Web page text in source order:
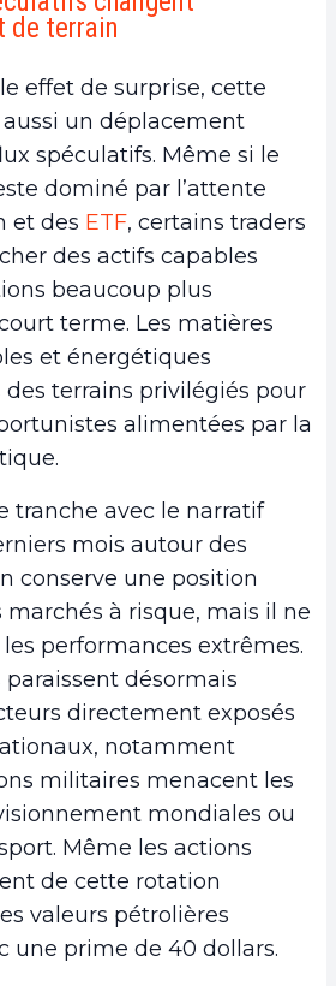
de terrain
effet de surprise, cette
un déplacement
spéculatifs. Même si le
dominé par l’attente
et des ETF, certains traders
des actifs capables
beaucoup plus
terme. Les matières
et énergétiques
terrains privilégiés pour
alimentées par la
tranche avec le narratif
mois autour des
conserve une position
marchés à risque, mais il ne
performances extrêmes.
paraissent désormais
directement exposés
notamment
militaires menacent les
mondiales ou
Même les actions
de cette rotation
valeurs pétrolières
une prime de 40 dollars.